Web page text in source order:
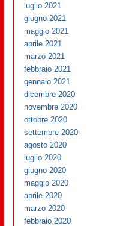
luglio 2021
giugno 2021
maggio 2021
aprile 2021
marzo 2021
febbraio 2021
gennaio 2021
dicembre 2020
novembre 2020
ottobre 2020
settembre 2020
agosto 2020
luglio 2020
giugno 2020
maggio 2020
aprile 2020
marzo 2020
febbraio 2020